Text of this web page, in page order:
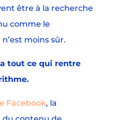
être à la recherche
comme le
moins sûr.
tout ce qui rentre
Facebook, la